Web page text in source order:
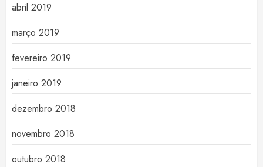
abril 2019
março 2019
fevereiro 2019
janeiro 2019
dezembro 2018
novembro 2018
outubro 2018